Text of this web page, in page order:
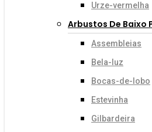
Urze-vermelha
Arbustos De Baixo
Assembleias
Bela-luz
Bocas-de-lobo
Estevinha
Gilbardeira